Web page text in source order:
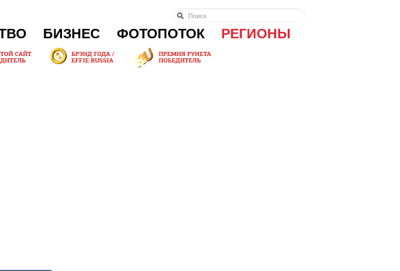
БИЗНЕС ФОТОПОТОК РЕГИОНЫ